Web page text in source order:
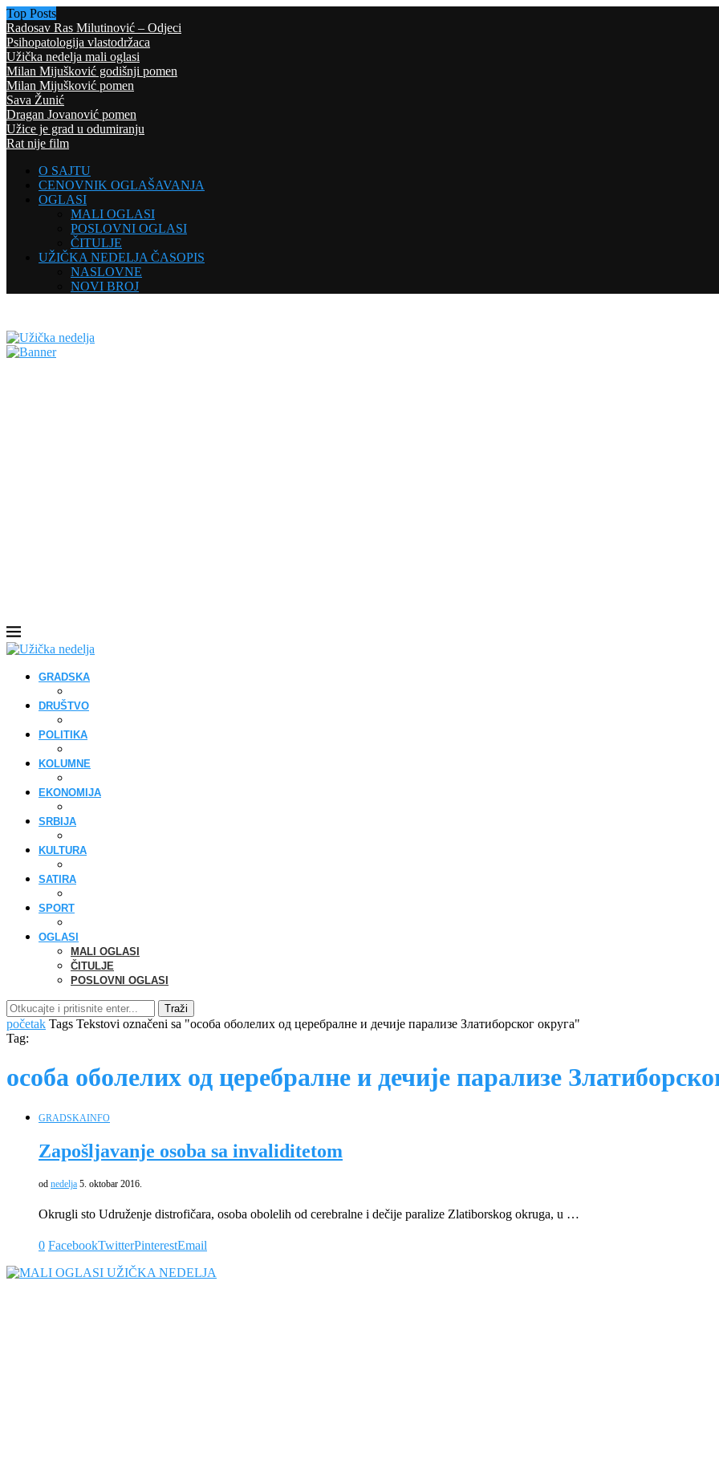
Top Posts
Radosav Ras Milutinović – Odjeci
Psihopatologija vlastodržaca
Užička nedelja mali oglasi
Milan Mijušković godišnji pomen
Milan Mijušković pomen
Sava Žunić
Dragan Jovanović pomen
Užice je grad u odumiranju
Rat nije film
O SAJTU
CENOVNIK OGLAŠAVANJA
OGLASI
MALI OGLASI
POSLOVNI OGLASI
ČITULJE
UŽIČKA NEDELJA ČASOPIS
NASLOVNE
NOVI BROJ
GRADSKA
DRUŠTVO
POLITIKA
KOLUMNE
EKONOMIJA
SRBIJA
KULTURA
SATIRA
SPORT
OGLASI
MALI OGLASI
ČITULJE
POSLOVNI OGLASI
Traži
početak Tags Tekstovi označeni sa "особа оболелих од церебралне и дечије парализе Златиборског округа"
Tag:
особа оболелих од церебралне и дечије парализе
GRADSKAINFO
Zapošljavanje osoba sa invaliditetom
od nedelja 5. oktobar 2016.
Okrugli sto Udruženje distrofičara, osoba obolelih od cerebralne i dečije paralize Zlatiborskog okruga, u …
0 FacebookTwitterPinterestEmail